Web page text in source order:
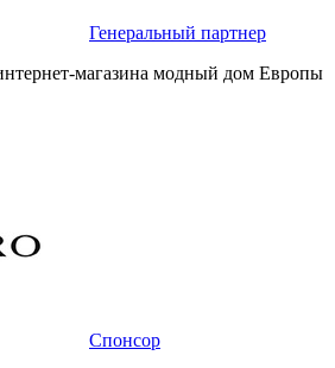
Генеральный партнер
магазина модный дом Европы
Спонсор